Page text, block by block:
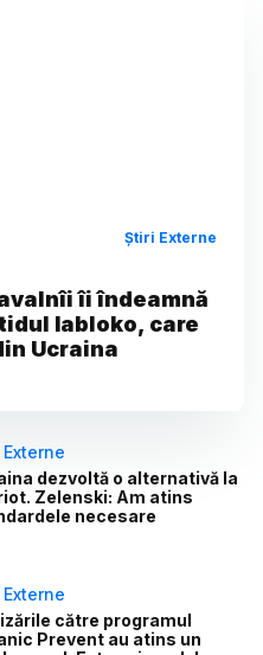
Știri Externe
îi îndeamnă
Iabloko, care
Ucraina
dezvoltă o alternativă la
Zelenski: Am atins
necesare
către programul
Prevent au atins un